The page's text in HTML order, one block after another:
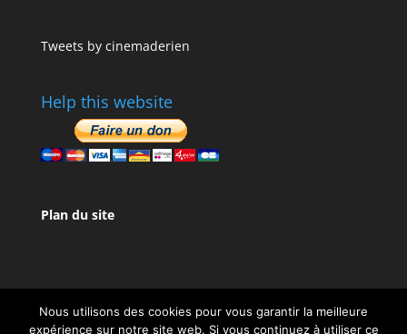
Tweets by cinemaderien
Help this website
Plan du site
Nous utilisons des cookies pour vous garantir la meilleure
expérience sur notre site web. Si vous continuez à utiliser ce